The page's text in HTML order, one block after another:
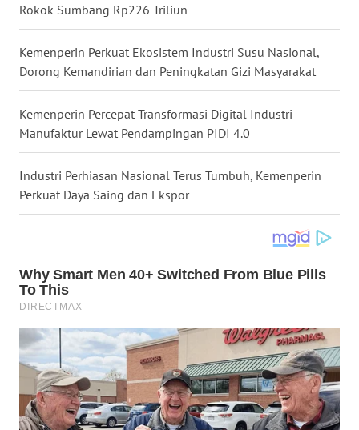
Rokok Sumbang Rp226 Triliun
Kemenperin Perkuat Ekosistem Industri Susu Nasional,
Dorong Kemandirian dan Peningkatan Gizi Masyarakat
Kemenperin Percepat Transformasi Digital Industri
Manufaktur Lewat Pendampingan PIDI 4.0
Industri Perhiasan Nasional Terus Tumbuh, Kemenperin
Perkuat Daya Saing dan Ekspor
WN
WN
WN
MALUT
WN
TOBA
WN
NIAS